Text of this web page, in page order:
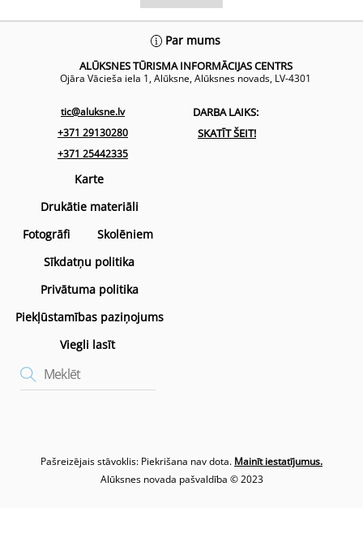
Par mums
ALŪKSNES TŪRISMA INFORMĀCIJAS CENTRS
Ojāra Vācieša iela 1, Alūksne, Alūksnes novads, LV-4301
tic@aluksne.lv
+371 29130280
+371 25442335
DARBA LAIKS:
SKATĪT ŠEIT!
Karte
Drukātie materiāli
Fotogrāfi
Skolēniem
Sīkdatņu politika
Privātuma politika
Piekļūstamības paziņojums
Viegli lasīt
Pašreizējais stāvoklis: Piekrišana nav dota. Mainīt iestatījumus.
Alūksnes novada pašvaldība © 2023